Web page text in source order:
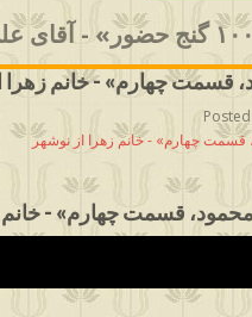
قسمت چهارم» - خانم